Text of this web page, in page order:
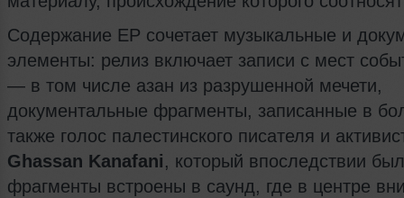
Содержание EP сочетает музыкальные и
элементы: релиз включает записи с мест
— в том числе азан из разрушенной мечети,
документальные фрагменты, записанные в
также голос палестинского писателя и
Ghassan Kanafani, который впоследствии
фрагменты встроены в саунд, где в центре